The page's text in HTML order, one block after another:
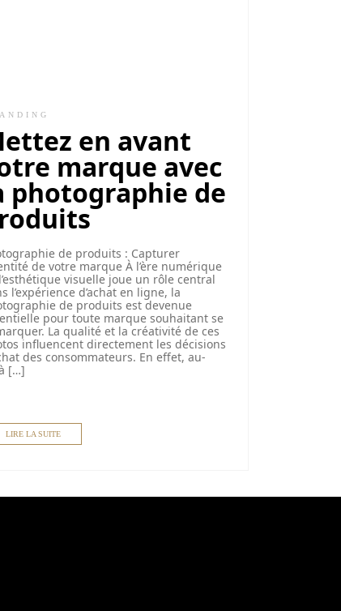
en avant
marque avec
photographie de
de produits : Capturer
de votre marque À l’ère numérique
visuelle joue un rôle central
l’expérience d’achat en ligne, la
de produits est devenue
pour toute marque souhaitant se
La qualité et la créativité de ces
influencent directement les décisions
des consommateurs. En effet, au-
[…]
LIRE LA SUITE